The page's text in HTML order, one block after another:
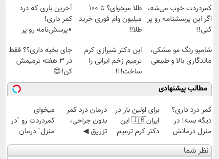
کمردردت خوب می‌شه،
اگر این پرسشنامه رو پر
کنی!!
طلا میخوای؟ تا 100
میلیون وام فوری خرید
طلا‼️
آخرین باری که درد
کمر داری!
◗پرسش‌نامه رو پر
شامپو رنگ مو مشکی،
ماندگاری بالا و طبیعی
این دکتر شیرازی کرم
ترمیم زخم ایرانی را
ساخت!!!
جای بخیه داری؟؟ فقط
در 3 هفته ترمیمش
کن!😍
مطالب پیشنهادی
کمر درد داری؟
دیگه بسه! در
منزل درمانش
کن
(◀پرسش‌نامه)
برای اولین بار در
ایران🇮🇷 این
دکتر کرم ترمیم
کننده 23 روزه
ساخت!
درمان درد کمر
بدون جراحی،
تزریق ◀
پرسش‌نامه رو پر
کن ▶
میخوای
کمردردت رو "در
منزل" درمان
کنی؟ (◂فیلم +
◂پرسش‌نامه)
نظر شما